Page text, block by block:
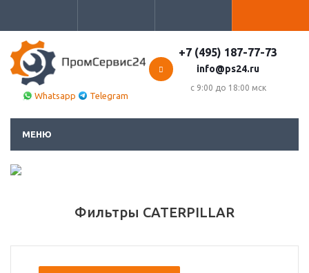
Whatsapp Telegram
+7 (495) 187-77-73
info@ps24.ru
с 9:00 до 18:00 мск
МЕНЮ
Фильтры CATERPILLAR